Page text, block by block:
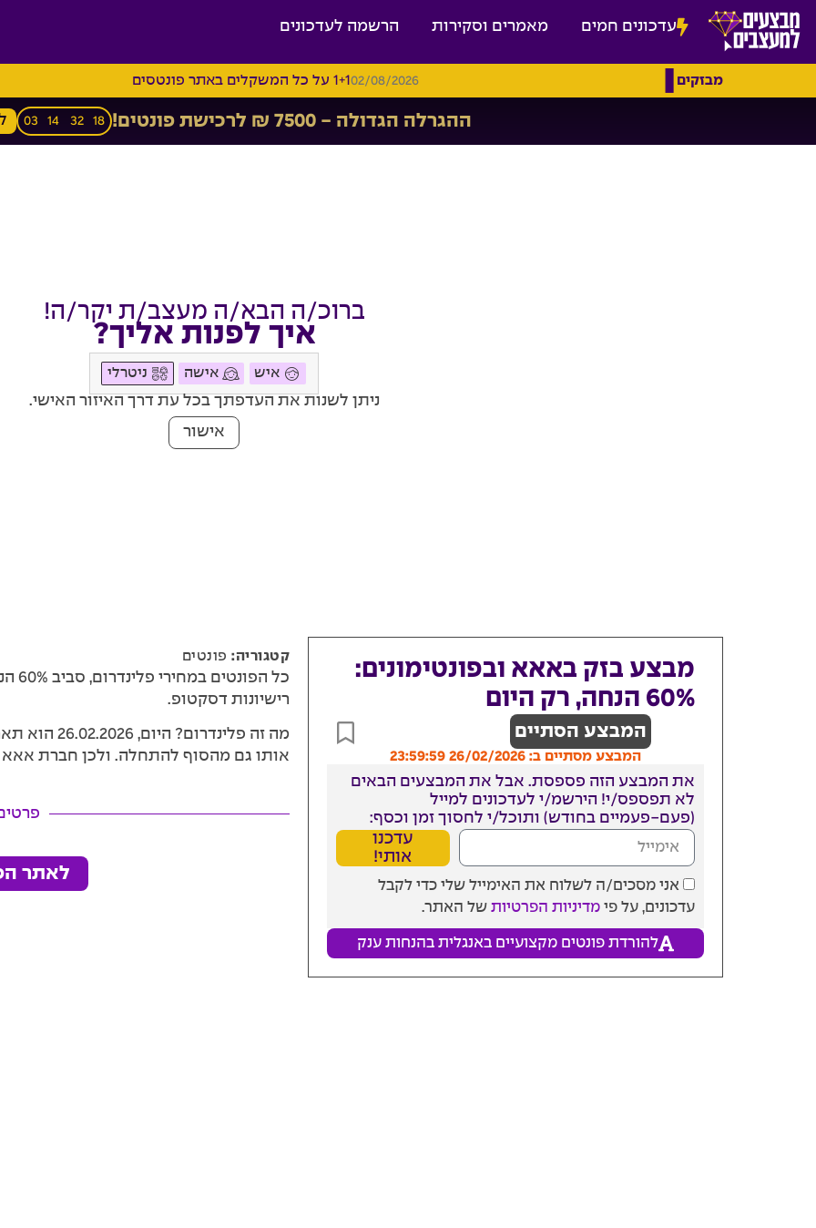
עדכונים חמים מאמרים וסקירות הרשמה לעדכונים
מבזקים 02/08/2026 1+1 על כל המשקלים באתר פונטסים
ההגרלה הגדולה - 7500 ₪ לרכישת פונטים! 03 14 32 17
ברוכ/ה הבא/ה מעצב/ת יקר/ה!
איך לפנות אליך?
איש אישה ניטרלי
ניתן לשנות את העדפתך בכל עת דרך האיזור האישי.
אישור
מבצע בזק באאא ובפונטימונים:
60% הנחה, רק היום
המבצע הסתיים
המבצע מסתיים ב: 26/02/2026 23:59:59
את המבצע הזה פספסת. אבל את המבצעים הבאים
לא תפספס/י! הירשמ/י לעדכונים למייל
(פעם-פעמיים בחודש) ותוכל/י לחסוך זמן וכסף:
אני מסכים/ה לשלוח את האימייל שלי כדי לקבל
עדכונים, על פי מדיניות הפרטיות של האתר.
עדכנו
אותי!
להורדת פונטים מקצועיים באנגלית בהנחות ענק
קטגוריה: פונטים
כל
רישיונות דסקטופ.
מה זה
אותו גם מהסוף להתחלה. ולכן חברת אאא
לאתר